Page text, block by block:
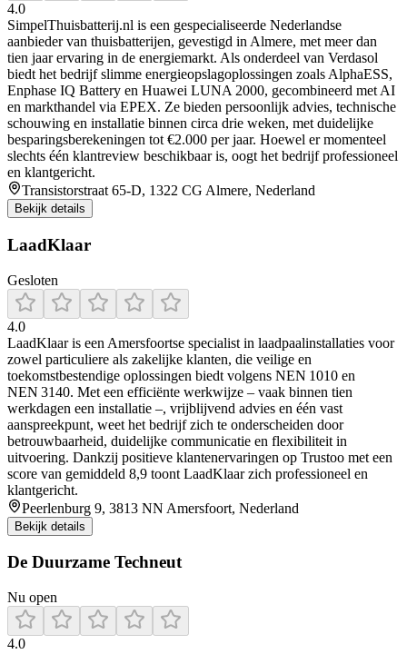
4.0
SimpelThuisbatterij.nl is een gespecialiseerde Nederlandse
aanbieder van thuisbatterijen, gevestigd in Almere, met meer dan
tien jaar ervaring in de energiemarkt. Als onderdeel van Verdasol
biedt het bedrijf slimme energieopslagoplossingen zoals AlphaESS,
Enphase IQ Battery en Huawei LUNA 2000, gecombineerd met AI
en markthandel via EPEX. Ze bieden persoonlijk advies, technische
schouwing en installatie binnen circa drie weken, met duidelijke
besparingsberekeningen tot €2.000 per jaar. Hoewel er momenteel
slechts één klantreview beschikbaar is, oogt het bedrijf professioneel
en klantgericht.
Transistorstraat 65-D, 1322 CG Almere, Nederland
Bekijk details
LaadKlaar
Gesloten
4.0
LaadKlaar is een Amersfoortse specialist in laadpaalinstallaties voor
zowel particuliere als zakelijke klanten, die veilige en
toekomstbestendige oplossingen biedt volgens NEN 1010 en
NEN 3140. Met een efficiënte werkwijze – vaak binnen tien
werkdagen een installatie –, vrijblijvend advies en één vast
aanspreekpunt, weet het bedrijf zich te onderscheiden door
betrouwbaarheid, duidelijke communicatie en flexibiliteit in
uitvoering. Dankzij positieve klantenervaringen op Trustoo met een
score van gemiddeld 8,9 toont LaadKlaar zich professioneel en
klantgericht.
Peerlenburg 9, 3813 NN Amersfoort, Nederland
Bekijk details
De Duurzame Techneut
Nu open
4.0